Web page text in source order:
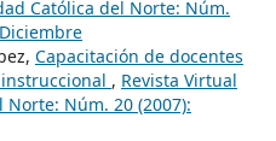
Católica del Norte: Núm.
Capacitación de docentes
, Revista Virtual
Núm. 20 (2007):